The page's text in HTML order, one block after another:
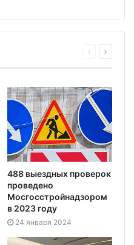
488 выездных проверок
проведено
Мосгосстройнадзором
в 2023 году
24 января 2024